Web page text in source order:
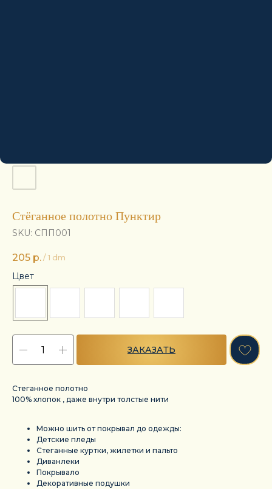
Стёганное полотно Пунктир
SKU: СПП001
205 р. / 1 dm
Цвет
ЗАКАЗАТЬ
Стеганное полотно
100% хлопок , даже внутри толстые нити
Можно шить от покрывал до одежды:
Детские пледы
Стеганные куртки, жилетки и пальто
Диванлеки
Покрывало
Декоративные подушки